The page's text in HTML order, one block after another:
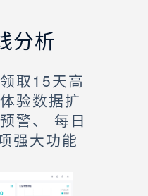
分析
取15天高
验数据扩
警、 每日
强大功能